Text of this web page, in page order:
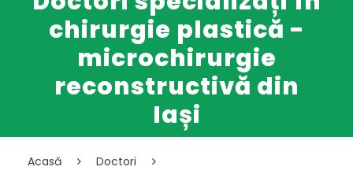
chirurgie plastică -
microchirurgie
reconstructivă din
Iași
Acasă
Doctori